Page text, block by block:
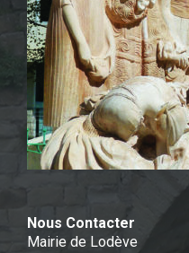
Nous Contacter
Mairie de Lodève